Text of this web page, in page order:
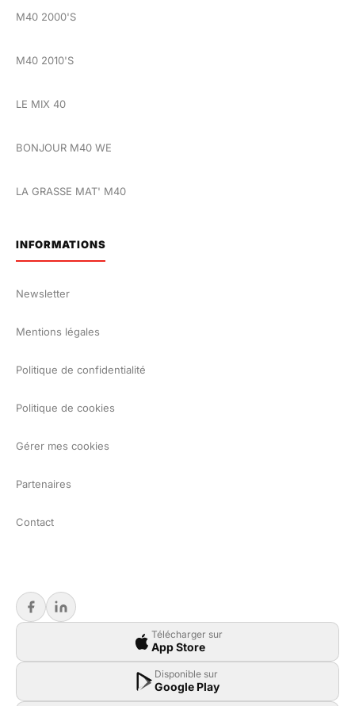
M40 2000'S
M40 2010'S
LE MIX 40
BONJOUR M40 WE
LA GRASSE MAT' M40
INFORMATIONS
Newsletter
Mentions légales
Politique de confidentialité
Politique de cookies
Gérer mes cookies
Partenaires
Contact
Télécharger sur
App Store
Disponible sur
Google Play